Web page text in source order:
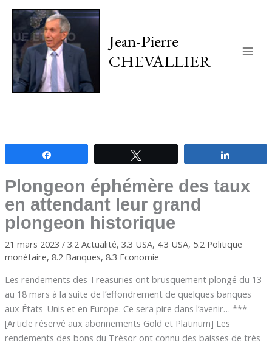
Jean-Pierre
CHEVALLIER
Plongeon éphémère des taux
en attendant leur grand
plongeon historique
21 mars 2023 / 3.2 Actualité, 3.3 USA, 4.3 USA, 5.2 Politique
monétaire, 8.2 Banques, 8.3 Economie
Les rendements des Treasuries ont brusquement plongé du 13
au 18 mars à la suite de l’effondrement de quelques banques
aux États-Unis et en Europe. Ce sera pire dans l’avenir… ***
[Article réservé aux abonnements Gold et Platinum] Les
rendements des bons du Trésor ont connu des baisses de très